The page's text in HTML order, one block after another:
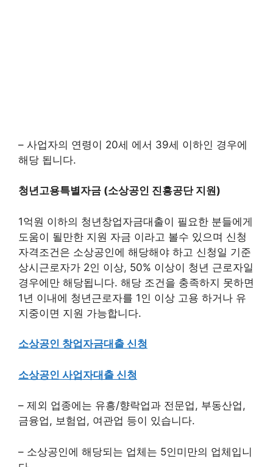
– 사업자의 연령이 20세 에서 39세 이하인 경우에
해당 됩니다.
청년고용특별자금 (소상공인 진흥공단 지원)
1억원 이하의 청년창업자금대출이 필요한 분들에게
도움이 될만한 지원 자금 이라고 볼수 있으며 신청
자격조건은 소상공인에 해당해야 하고 신청일 기준
상시근로자가 2인 이상, 50% 이상이 청년 근로자일
경우에만 해당됩니다. 해당 조건을 충족하지 못하면
1년 이내에 청년근로자를 1인 이상 고용 하거나 유
지중이면 지원 가능합니다.
소상공인 창업자금대출 신청
소상공인 사업자대출 신청
– 제외 업종에는 유흥/향락업과 전문업, 부동산업,
금융업, 보험업, 여관업 등이 있습니다.
– 소상공인에 해당되는 업체는 5인미만의 업체입니